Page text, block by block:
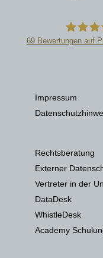
69Bewertungen auf
Impressum
Rechtsberatung
Externer
Vertreter in der
DataDesk
WhistleDesk
Academy